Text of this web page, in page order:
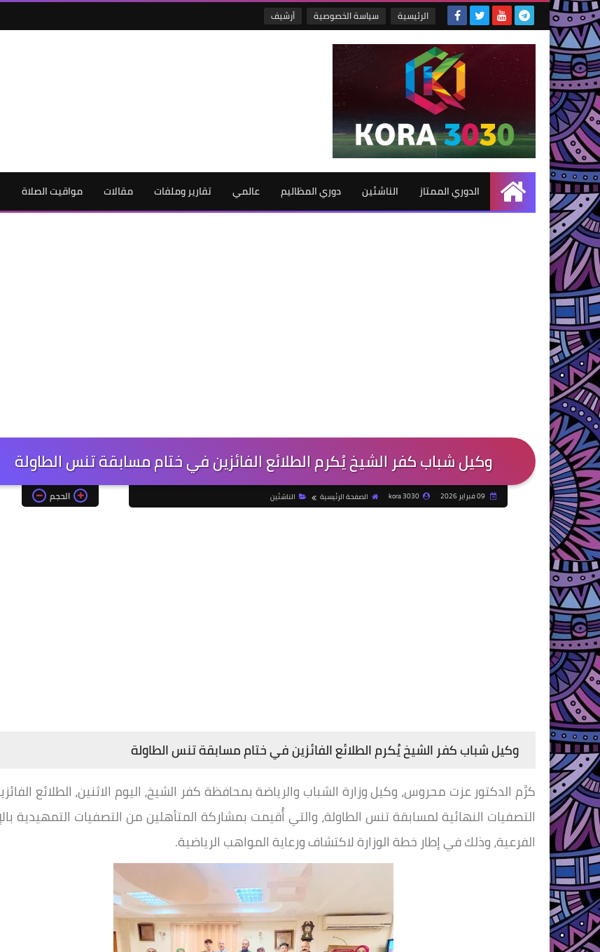
الرئيسية سياسة الخصوصية أرشيف
الرئيسية
الدوري الممتاز الناشئين دوري المظاليم عالمي تقارير وملفات مقالات مواقيت الصلاة
وكيل شباب كفر الشيخ يُكرم الطلائع الفائزين في ختام مسابقة تنس الطاولة
kora 3030 الصفحة الرئيسية الناشئين الحجم
وكيل شباب كفر الشيخ يُكرم الطلائع الفائزين في ختام مسابقة تنس الطاولة
كرَّم الدكتور عزت محروس، وكيل وزارة الشباب والرياضة بمحافظة كفر الشيخ، اليوم الاثنين، الطلائع
التصفيات النهائية لمسابقة تنس الطاولة، والتي أُقيمت بمشاركة المتأهلين من التصفيات التمهيدية
الفرعية، وذلك في إطار خطة الوزارة لاكتشاف ورعاية المواهب الرياضية.